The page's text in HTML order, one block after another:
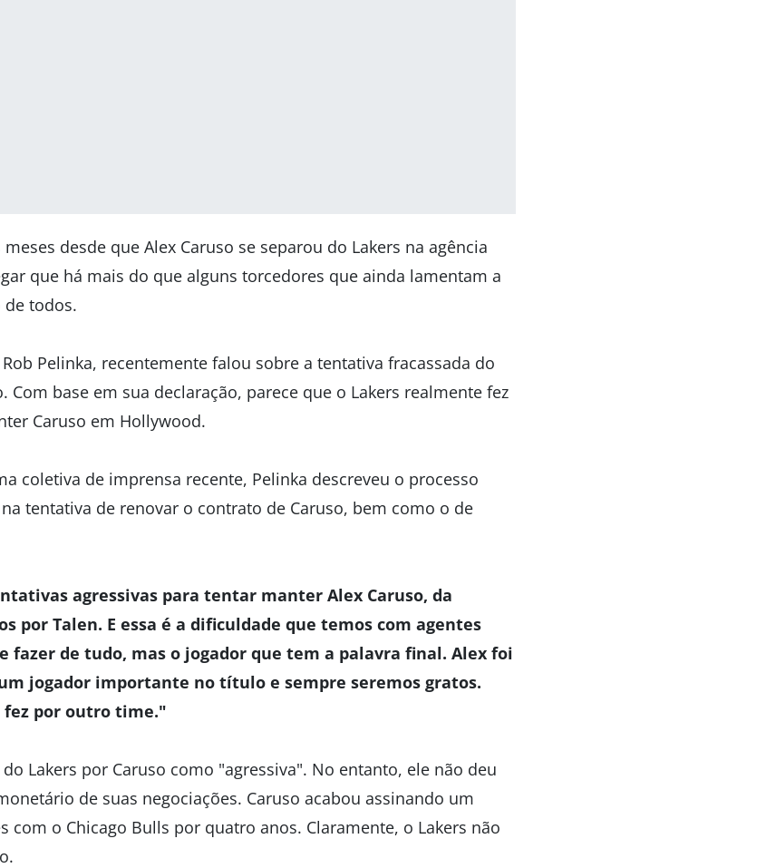
desde que Alex Caruso se separou do Lakers na agência
que há mais do que alguns torcedores que ainda lamentam a
todos.
Pelinka, recentemente falou sobre a tentativa fracassada do
Com base em sua declaração, parece que o Lakers realmente fez
Caruso em Hollywood.
coletiva de imprensa recente, Pelinka descreveu o processo
tentativa de renovar o contrato de Caruso, bem como o de
agressivas para tentar manter Alex Caruso, da
por Talen. E essa é a dificuldade que temos com agentes
fazer de tudo, mas o jogador que tem a palavra final. Alex foi
jogador importante no título e sempre seremos gratos.
fez por outro time."
Lakers por Caruso como "agressiva". No entanto, ele não deu
de suas negociações. Caruso acabou assinando um
com o Chicago Bulls por quatro anos. Claramente, o Lakers não